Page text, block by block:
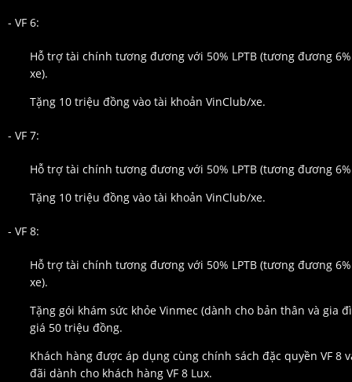
- VF 6:
Hỗ trợ tài chính tương đương với 50% LPTB (tương đương
xe).
Tặng 10 triệu đồng vào tài khoản VinClub/xe.
- VF 7:
Hỗ trợ tài chính tương đương với 50% LPTB (tương đương
Tặng 10 triệu đồng vào tài khoản VinClub/xe.
- VF 8:
Hỗ trợ tài chính tương đương với 50% LPTB (tương đương
xe).
Tặng gói khám sức khỏe Vinmec (dành cho bản thân và gia
giá 50 triệu đồng.
Khách hàng được áp dụng cùng chính sách đặc quyền VF 8
đãi dành cho khách hàng VF 8 Lux.